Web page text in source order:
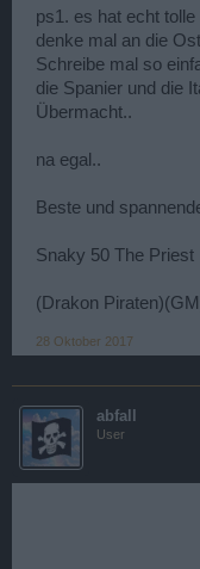
ps1. es hat echt
denke mal an die
Schreibe mal so
die Spanier und die
Übermacht..
na egal..
Beste und
Snaky 50 The Priest
(Drakon
28 Oktober 2017
abfall
User